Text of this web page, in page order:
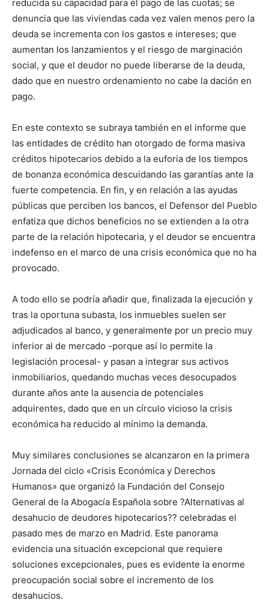
reducida su capacidad para el pago de las cuotas; se
denuncia que las viviendas cada vez valen menos pero la
deuda se incrementa con los gastos e intereses; que
aumentan los lanzamientos y el riesgo de marginación
social, y que el deudor no puede liberarse de la deuda,
dado que en nuestro ordenamiento no cabe la dación en
pago.
En este contexto se subraya también en el informe que
las entidades de crédito han otorgado de forma masiva
créditos hipotecarios debido a la euforia de los tiempos
de bonanza económica descuidando las garantías ante la
fuerte competencia. En fin, y en relación a las ayudas
públicas que perciben los bancos, el Defensor del Pueblo
enfatiza que dichos beneficios no se extienden a la otra
parte de la relación hipotecaria, y el deudor se encuentra
indefenso en el marco de una crisis económica que no ha
provocado.
A todo ello se podría añadir que, finalizada la ejecución y
tras la oportuna subasta, los inmuebles suelen ser
adjudicados al banco, y generalmente por un precio muy
inferior al de mercado -porque así lo permite la
legislación procesal- y pasan a integrar sus activos
inmobiliarios, quedando muchas veces desocupados
durante años ante la ausencia de potenciales
adquirentes, dado que en un círculo vicioso la crisis
económica ha reducido al mínimo la demanda.
Muy similares conclusiones se alcanzaron en la primera
Jornada del ciclo «Crisis Económica y Derechos
Humanos» que organizó la Fundación del Consejo
General de la Abogacía Española sobre ?Alternativas al
desahucio de deudores hipotecarios?? celebradas el
pasado mes de marzo en Madrid. Este panorama
evidencia una situación excepcional que requiere
soluciones excepcionales, pues es evidente la enorme
preocupación social sobre el incremento de los
desahucios.